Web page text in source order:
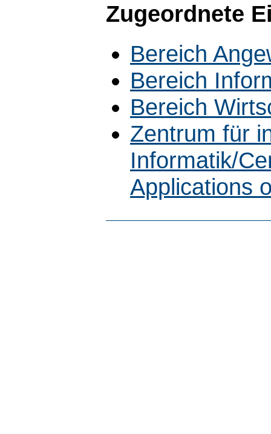
Zugeordnete
Bereich
Bereich
Bereich
Zentrum für
Informatik/
Applications